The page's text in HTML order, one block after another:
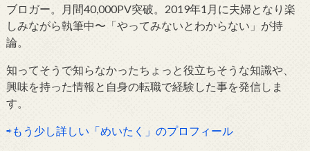
ブロガー。月間40,000PV突破。2019年1月に夫婦となり楽
しみながら執筆中〜「やってみないとわからない」が持
論。
知ってそうで知らなかったちょっと役立ちそうな知識や、
興味を持った情報と自身の転職で経験した事を発信しま
す。
⇨もう少し詳しい「めいたく」のプロフィール